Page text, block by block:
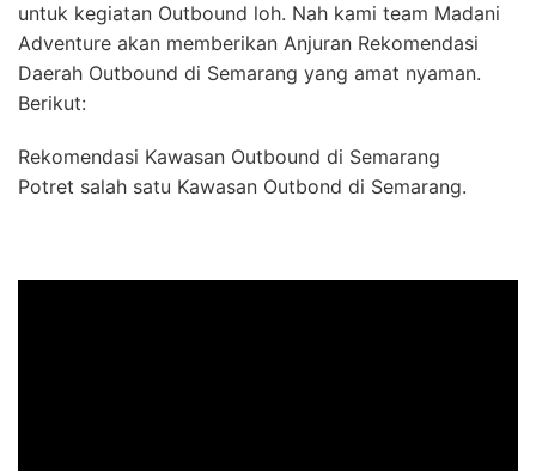
untuk kegiatan Outbound loh. Nah kami team Madani
Adventure akan memberikan Anjuran Rekomendasi
Daerah Outbound di Semarang yang amat nyaman.
Berikut:
Rekomendasi Kawasan Outbound di Semarang
Potret salah satu Kawasan Outbond di Semarang.